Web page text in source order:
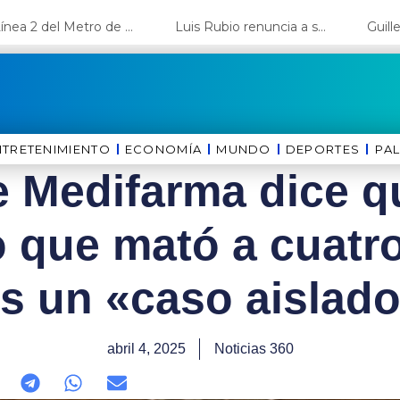
Luis Rubio renuncia a su candidatura a Lima y deja el camino libre a López Aliaga Guillermo Shinno jura como ministro de Energía y Minas
ECONOMÍA MUNDO DEPORTES
Medifarma dice
mató a
un «caso
abril 4, 2025 Noticias 360